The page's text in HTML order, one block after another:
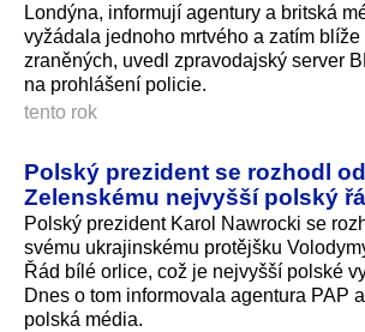
Londýna, informují agentury a britská
vyžádala jednoho mrtvého a zatím
zraněných, uvedl zpravodajský server
na prohlášení policie.
tento rok
Polský prezident se rozhodl
Zelenskému nejvyšší polský
Polský prezident Karol Nawrocki se
svému ukrajinskému protějšku
Řád bílé orlice, což je nejvyšší polské
Dnes o tom informovala agentura PAP
polská média.